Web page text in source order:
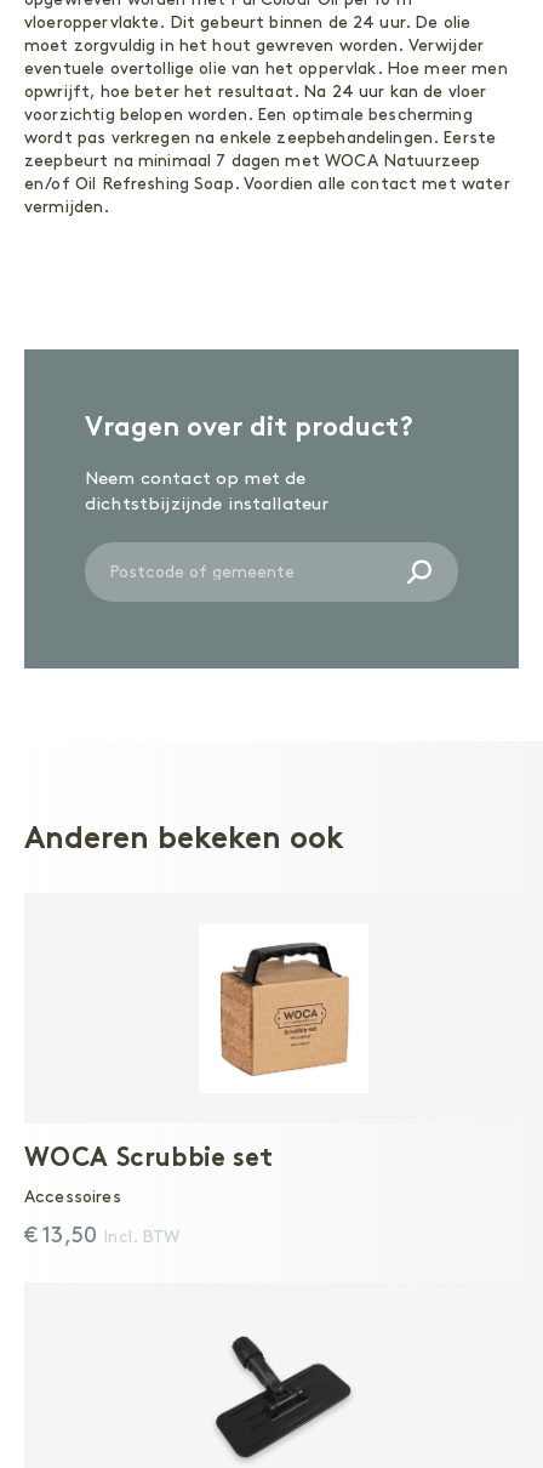
vloeroppervlakte. Dit gebeurt binnen de 24 uur. De olie
moet zorgvuldig in het hout gewreven worden. Verwijder
eventuele overtollige olie van het oppervlak. Hoe meer men
opwrijft, hoe beter het resultaat. Na 24 uur kan de vloer
voorzichtig belopen worden. Een optimale bescherming
wordt pas verkregen na enkele zeepbehandelingen. Eerste
zeepbeurt na minimaal 7 dagen met WOCA Natuurzeep
en/of Oil Refreshing Soap. Voordien alle contact met water
vermijden.
Vragen over dit product?
Neem contact op met de
dichtstbijzijnde installateur
Anderen bekeken ook
WOCA Scrubbie set
Accessoires
€ 13,50 Incl. BTW